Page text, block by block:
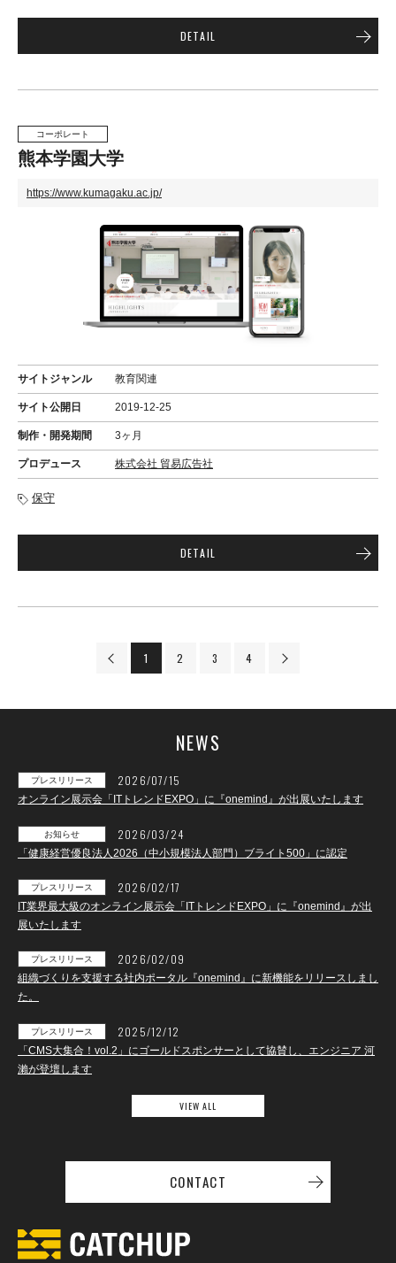
DETAIL
コーポレート
熊本学園大学
https://www.kumagaku.ac.jp/
サイトジャンル 教育関連
サイト公開日 2019-12-25
制作・開発期間 3ヶ月
プロデュース 株式会社 貿易広告社
保守
DETAIL
1 2 3 4
NEWS
プレスリリース 2026/07/15
オンライン展示会「ITトレンドEXPO」に『onemind』が出展いたします
お知らせ 2026/03/24
「健康経営優良法人2026（中小規模法人部門）ブライト500」に認定
プレスリリース 2026/02/17
IT業界最大級のオンライン展示会「ITトレンドEXPO」に『onemind』が出
展いたします
プレスリリース 2026/02/09
組織づくりを支援する社内ポータル『onemind』に新機能をリリースしまし
た。
プレスリリース 2025/12/12
「CMS大集合！vol.2」にゴールドスポンサーとして協賛し、エンジニア 河
瀨が登壇します
VIEW ALL
CONTACT